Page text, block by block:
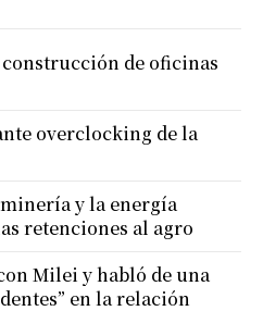
de oficinas
overclocking de la
y la energía
retenciones al agro
Milei y habló de una
en la relación